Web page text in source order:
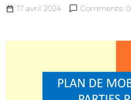
17 avril 2024 Comments: 0